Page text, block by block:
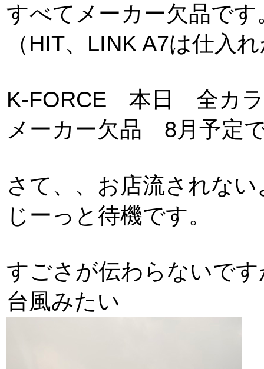
すべてメーカー欠品です
（HIT、LINK A7は仕入
K-FORCE 本日 全カラ
メーカー欠品 8月予定
さて、、お店流されな
じーっと待機です。
すごさが伝わらないです
台風みたい